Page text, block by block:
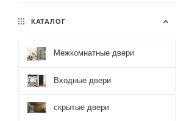
КАТАЛОГ
Межкомнатные двери
Входные двери
скрытые двери